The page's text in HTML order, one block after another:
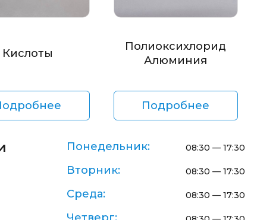
Кислоты
Полиоксихлорид
Алюминия
Подробнее
Понедельник: 08:30 — 17:30
Вторник: 08:30 — 17:30
Среда: 08:30 — 17:30